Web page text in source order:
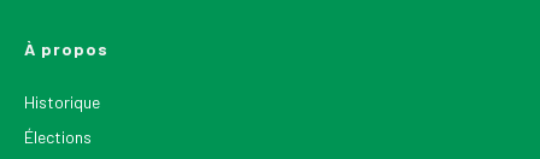
À propos
Historique
Élections